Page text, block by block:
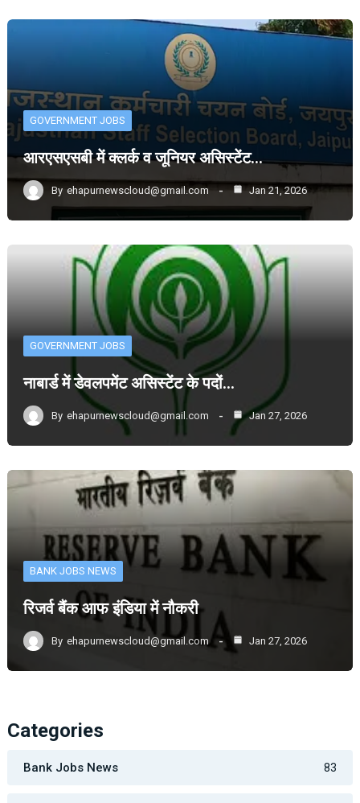
GOVERNMENT JOBS
आरएसएसबी में क्लर्क व जूनियर असिस्टेंट…
By ehapurnewscloud@gmail.com Jan 21, 2026
GOVERNMENT JOBS
नाबार्ड में डेवलपमेंट असिस्टेंट के पदों…
By ehapurnewscloud@gmail.com Jan 27, 2026
BANK JOBS NEWS
रिजर्व बैंक आफ इंडिया में नौकरी
By ehapurnewscloud@gmail.com Jan 27, 2026
Categories
Bank Jobs News 83